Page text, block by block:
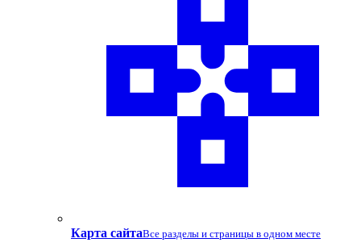
Карта сайтаВсе разделы и страницы в одном месте